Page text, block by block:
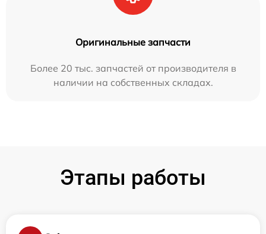
Оригинальные запчасти
Более 20 тыс. запчастей от производителя в
наличии на собственных складах.
Этапы работы